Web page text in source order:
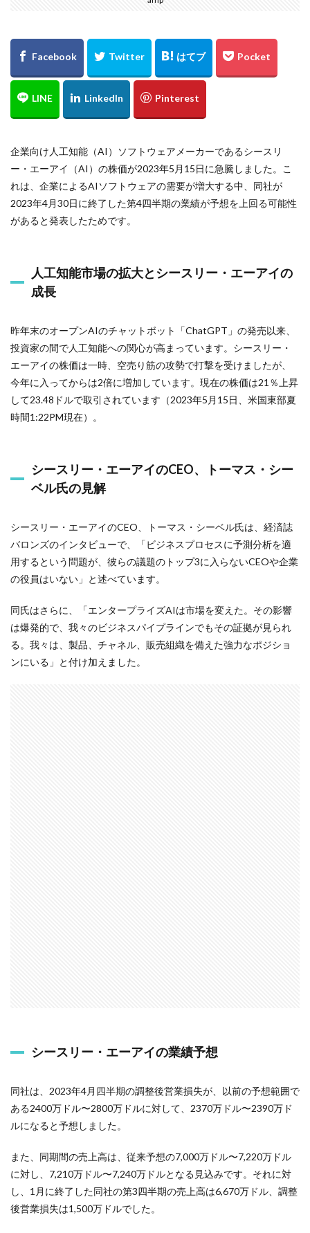
企業向け人工知能（AI）ソフトウェアメーカーであるシースリ
ー・エーアイ（AI）の株価が2023年5月15日に急騰しました。こ
れは、企業によるAIソフトウェアの需要が増大する中、同社が
2023年4月30日に終了した第4四半期の業績が予想を上回る可能性
があると発表したためです。
人工知能市場の拡大とシースリー・エーアイの
成長
昨年末のオープンAIのチャットボット「ChatGPT」の発売以来、
投資家の間で人工知能への関心が高まっています。シースリー・
エーアイの株価は一時、空売り筋の攻勢で打撃を受けましたが、
今年に入ってからは2倍に増加しています。現在の株価は21％上昇
して23.48ドルで取引されています（2023年5月15日、米国東部夏
時間1:22PM現在）。
シースリー・エーアイのCEO、トーマス・シー
ベル氏の見解
シースリー・エーアイのCEO、トーマス・シーベル氏は、経済誌
バロンズのインタビューで、「ビジネスプロセスに予測分析を適
用するという問題が、彼らの議題のトップ3に入らないCEOや企業
の役員はいない」と述べています。
同氏はさらに、「エンタープライズAIは市場を変えた。その影響
は爆発的で、我々のビジネスパイプラインでもその証拠が見られ
る。我々は、製品、チャネル、販売組織を備えた強力なポジショ
ンにいる」と付け加えました。
シースリー・エーアイの業績予想
同社は、2023年4月四半期の調整後営業損失が、以前の予想範囲で
ある2400万ドル〜2800万ドルに対して、2370万ドル〜2390万ド
ルになると予想しました。
また、同期間の売上高は、従来予想の7,000万ドル〜7,220万ドル
に対し、7,210万ドル〜7,240万ドルとなる見込みです。それに対
し、1月に終了した同社の第3四半期の売上高は6,670万ドル、調整
後営業損失は1,500万ドルでした。